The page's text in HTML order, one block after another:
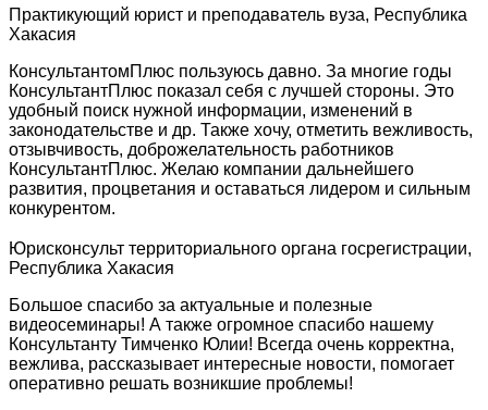
Практикующий юрист и преподаватель вуза, Республика
Хакасия
КонсультантомПлюс пользуюсь давно. За многие годы
КонсультантПлюс показал себя с лучшей стороны. Это
удобный поиск нужной информации, изменений в
законодательстве и др. Также хочу, отметить вежливость,
отзывчивость, доброжелательность работников
КонсультантПлюс. Желаю компании дальнейшего
развития, процветания и оставаться лидером и сильным
конкурентом.
Юрисконсульт территориального органа госрегистрации,
Республика Хакасия
Большое спасибо за актуальные и полезные
видеосеминары! А также огромное спасибо нашему
Консультанту Тимченко Юлии! Всегда очень корректна,
вежлива, рассказывает интересные новости, помогает
оперативно решать возникшие проблемы!